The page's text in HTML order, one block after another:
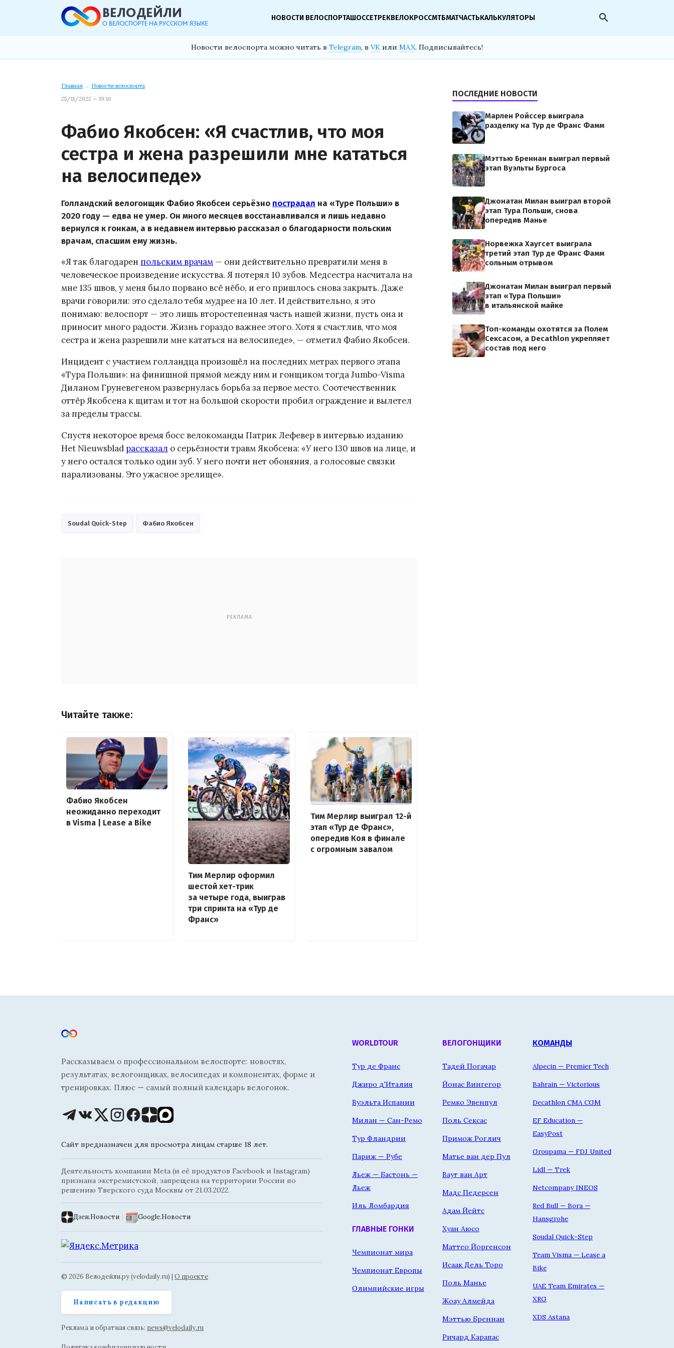
НОВОСТИ ВЕЛОСПОРТАШОССЕТРЕКВЕЛОКРОССМТБМАТЧАСТЬКАЛЬКУЛЯТОРЫ search
Новости велоспорта можно читать в Telegram, в VK или MAX. Подписывайтесь!
Главная → Новости велоспорта
25/11/2022 — 19:10
Фабио Якобсен: «Я счастлив, что моя
сестра и жена разрешили мне кататься
на велосипеде»
Голландский велогонщик Фабио Якобсен серьёзно пострадал на «Туре Польши» в
2020 году — едва не умер. Он много месяцев восстанавливался и лишь недавно
вернулся к гонкам, а в недавнем интервью рассказал о благодарности польским
врачам, спасшим ему жизнь.
«Я так благодарен польским врачам — они действительно превратили меня в
человеческое произведение искусства. Я потерял 10 зубов. Медсестра насчитала на
мне 135 швов, у меня было порвано всё нёбо, и его пришлось снова закрыть. Даже
врачи говорили: это сделало тебя мудрее на 10 лет. И действительно, я это
понимаю: велоспорт — это лишь второстепенная часть нашей жизни, пусть она и
приносит много радости. Жизнь гораздо важнее этого. Хотя я счастлив, что моя
сестра и жена разрешили мне кататься на велосипеде», — отметил Фабио Якобсен.
Инцидент с участием голландца произошёл на последних метрах первого этапа
«Тура Польши»: на финишной прямой между ним и гонщиком тогда Jumbo-Visma
Диланом Груневегеном развернулась борьба за первое место. Соотечественник
оттёр Якобсена к щитам и тот на большой скорости пробил ограждение и вылетел
за пределы трассы.
Спустя некоторое время босс велокоманды Патрик Лефевер в интервью изданию
Het Nieuwsblad рассказал о серьёзности травм Якобсена: «У него 130 швов на лице, и
у него остался только один зуб. У него почти нет обоняния, а голосовые связки
парализованы. Это ужасное зрелище».
Soudal Quick-Step Фабио Якобсен
РЕКЛАМА
Читайте также:
Фабио Якобсен
неожиданно переходит
в Visma | Lease a Bike
Тим Мерлир оформил
шестой хет-трик
за четыре года, выиграв
три спринта на «Тур де
Франс»
Тим Мерлир выиграл 12-й
этап «Тур де Франс»,
опередив Коя в финале
с огромным завалом
ПОСЛЕДНИЕ НОВОСТИ
Марлен Ройссер выиграла
разделку на Тур де Франс Фамм
Мэттью Бреннан выиграл первый
этап Вуэльты Бургоса
Джонатан Милан выиграл второй
этап Тура Польши, снова
опередив Манье
Норвежка Хаугсет выиграла
третий этап Тур де Франс Фамм
сольным отрывом
Джонатан Милан выиграл первый
этап «Тура Польши»
в итальянской майке
Топ-команды охотятся за Полем
Сексасом, а Decathlon укрепляет
состав под него
Рассказываем о профессиональном велоспорте: новостях,
результатах, велогонщиках, велосипедах и компонентах, форме и
тренировках. Плюс — самый полный календарь велогонок.
Сайт предназначен для просмотра лицам старше 18 лет.
Деятельность компании Meta (и её продуктов Facebook и Instagram)
признана экстремистской, запрещена на территории России по
решению Тверского суда Москвы от 21.03.2022.
Дзен.Новости | Google.Новости
© 2026 Велодейли.ру (velodaily.ru) | О проекте
Написать в редакцию
Реклама и обратная связь: news@velodaily.ru
WORLDTOUR
Тур де Франс
Джиро д'Италия
Вуэльта Испании
Милан — Сан-Ремо
Тур Фландрии
Париж — Рубе
Льеж — Бастонь —
Льеж
Иль Ломбардия
ГЛАВНЫЕ ГОНКИ
Чемпионат мира
Чемпионат Европы
Олимпийские игры
ВЕЛОГОНЩИКИ
Тадей Погачар
Йонас Вингегор
Ремко Эвенпул
Поль Сексас
Примож Роглич
Матье ван дер Пул
Ваут ван Арт
Мадс Педерсен
Адам Йейтс
Хуан Аюсо
Маттео Йоргенсон
Исаак Дель Торо
Поль Манье
Жоау Алмейда
Мэттью Бреннан
Ричард Карапас
КОМАНДЫ
Alpecin — Premier Tech
Bahrain — Victorious
Decathlon CMA CGM
EF Education —
EasyPost
Groupama — FDJ United
Lidl — Trek
Netcompany INEOS
Red Bull — Bora —
Hansgrohe
Soudal Quick-Step
Team Visma — Lease a
Bike
UAE Team Emirates —
XRG
XDS Astana